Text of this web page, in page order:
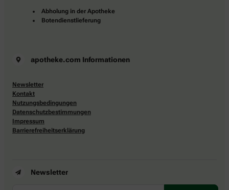
Abholung in der Apotheke
Botendienstlieferung
apotheke.com Informationen
Newsletter
Kontakt
Nutzungsbedingungen
Datenschutzbestimmungen
Impressum
Barrierefreiheitserklärung
Newsletter